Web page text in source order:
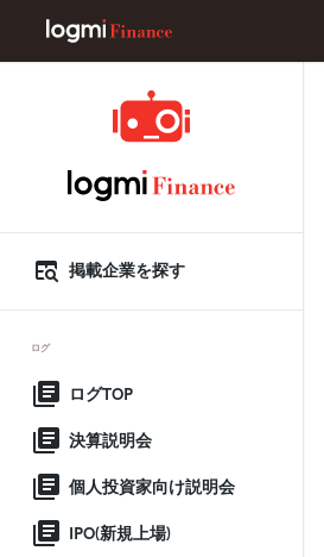
掲載企業を探す
ログ
ログTOP
決算説明会
個人投資家向け説明会
IPO(新規上場)